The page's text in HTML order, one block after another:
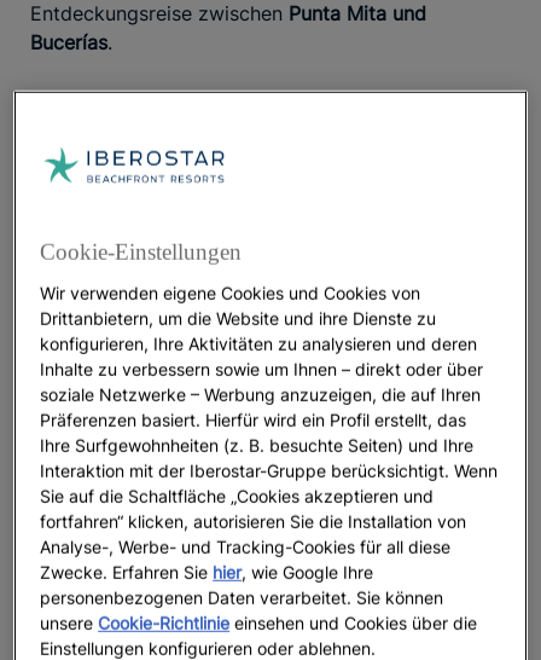
Entdeckungsreise zwischen Punta Mita und
Bucerías.
Punta Mita
Punta Mitaist ein Ort mit fast mystischer
Ausstrahlung – geprägt von alten Traditionen, tiefer
Naturverbundenheit und Erlebnissen, die lange
nachwirken. Dies spüren Sie während Ihres
Aufenthalts imIberostar Selection Playa Mita , einem
5-Sterne-Hotel in der Riviera Nayarit, das speziell darauf
ausgerichtet ist, dass Sie zur Ruhe kommen und
eine Verbindung zur Kultur der indigenen
Gemeinschaften der WixarikaundCoraaufbauen.
Mit Blick auf den endlosen Ozean und die
beeindruckendeSierra Madreentfaltet sich hier ein
Zauber, den Sie mit Körper und Seele erleben.
Cookie-Einstellungen
Wir verwenden eigene Cookies und Cookies von
Drittanbietern, um die Website und ihre Dienste zu
konfigurieren, Ihre Aktivitäten zu analysieren und deren
Inhalte zu verbessern sowie um Ihnen – direkt oder über
soziale Netzwerke – Werbung anzuzeigen, die auf Ihren
Präferenzen basiert. Hierfür wird ein Profil erstellt, das
Ihre Surfgewohnheiten (z. B. besuchte Seiten) und Ihre
Interaktion mit der Iberostar-Gruppe berücksichtigt. Wenn
Sie auf die Schaltfläche „Cookies akzeptieren und
fortfahren“ klicken, autorisieren Sie die Installation von
Analyse-, Werbe- und Tracking-Cookies für all diese
Zwecke. Erfahren Sie hier, wie Google Ihre
personenbezogenen Daten verarbeitet. Sie können
unsereCookie-Richtlinie einsehen und Cookies über die
Einstellungen konfigurieren oder ablehnen.